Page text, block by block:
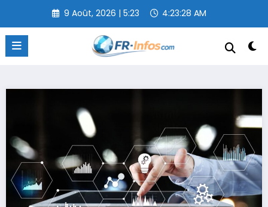
contenu
9 Août, 2026 | 5:23 4:23:29 AM